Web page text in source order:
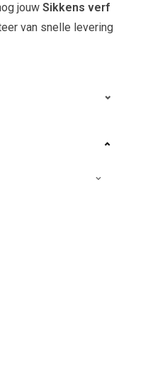
jouw Sikkens verf
van snelle levering